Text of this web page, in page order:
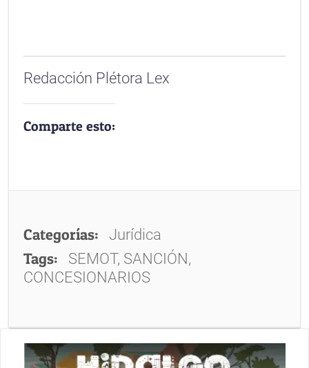
Redacción Plétora Lex
Comparte esto:
Categorías: Jurídica
Tags:
SEMOT, SANCIÓN,
CONCESIONARIOS